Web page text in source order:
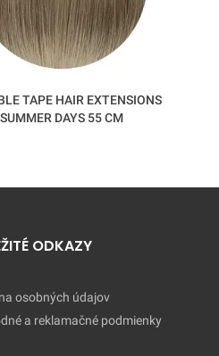
TAPE HAIR EXTENSIONS
SUMMER DAYS 55 CM
ODKAZY
osobných údajov
a reklamačné podmienky